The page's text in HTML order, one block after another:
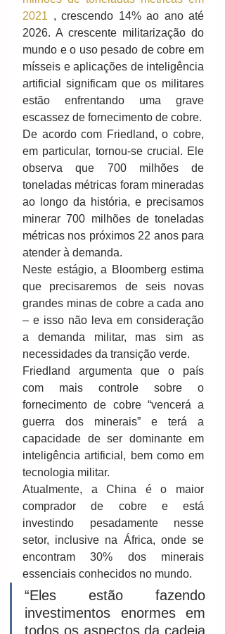
2021 , crescendo 14% ao ano até
2026. A crescente militarização do
mundo e o uso pesado de cobre em
mísseis e aplicações de inteligência
artificial significam que os militares
estão enfrentando uma grave
escassez de fornecimento de cobre.
De acordo com Friedland, o cobre,
em particular, tornou-se crucial. Ele
observa que 700 milhões de
toneladas métricas foram mineradas
ao longo da história, e precisamos
minerar 700 milhões de toneladas
métricas nos próximos 22 anos para
atender à demanda.
Neste estágio, a Bloomberg estima
que precisaremos de seis novas
grandes minas de cobre a cada ano
– e isso não leva em consideração
a demanda militar, mas sim as
necessidades da transição verde.
Friedland argumenta que o país
com mais controle sobre o
fornecimento de cobre “vencerá a
guerra dos minerais” e terá a
capacidade de ser dominante em
inteligência artificial, bem como em
tecnologia militar.
Atualmente, a China é o maior
comprador de cobre e está
investindo pesadamente nesse
setor, inclusive na África, onde se
encontram 30% dos minerais
essenciais conhecidos no mundo.
“Eles estão fazendo
investimentos enormes em
todos os aspectos da cadeia